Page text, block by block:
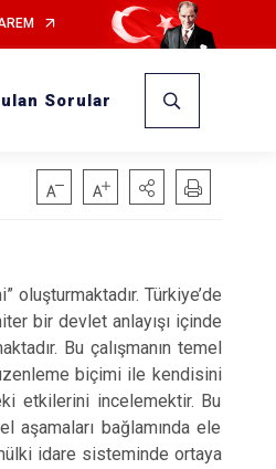
Sorular
oluşturmaktadır. Türkiye’de
bir devlet anlayışı içinde
Bu çalışmanın temel
biçimi ile kendisini
etkilerini incelemektir. Bu
bağlamında ele
idare sisteminde ortaya